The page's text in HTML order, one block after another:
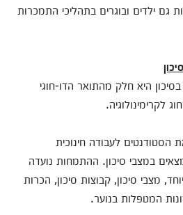
גם ילדים ובוגרים בתהליכי התמכרות
היא חלק מהתואר הדו-חוגי
לקרימינולוגיה.
לעבודה חינוכית
במצבי סיכון. ההתמחות נועדה
מצבי סיכון, קבוצות סיכון, הכרות
המטפלות בנוער.